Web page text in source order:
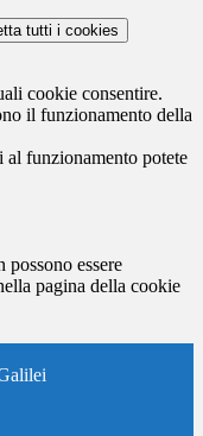
tutti i cookies
cookie consentire.
il funzionamento della
al funzionamento potete
essere
pagina della cookie